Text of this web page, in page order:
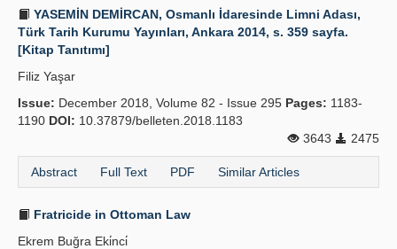
YASEMİN DEMİRCAN, Osmanlı İdaresinde Limni Adası,
Türk Tarih Kurumu Yayınları, Ankara 2014, s. 359 sayfa.
[Kitap Tanıtımı]
Filiz Yaşar
Issue: December 2018, Volume 82 - Issue 295 Pages: 1183-
1190 DOI: 10.37879/belleten.2018.1183
3643
2475
Abstract Full Text PDF Similar Articles
Fratricide in Ottoman Law
Ekrem Buğra Eki̇nci̇